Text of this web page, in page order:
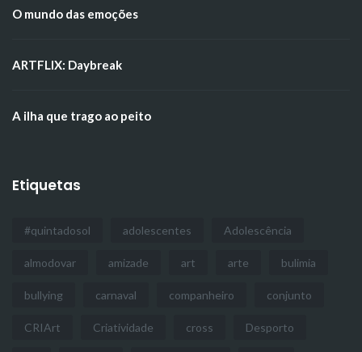
O mundo das emoções
ARTFLIX: Daybreak
A ilha que trago ao peito
Etiquetas
#quintadosol adolescentes Adolescência
almodovar amizade art arte bulimia
bullying carnaval companheiro conjunto
CRIArt Criatividade cross Desporto